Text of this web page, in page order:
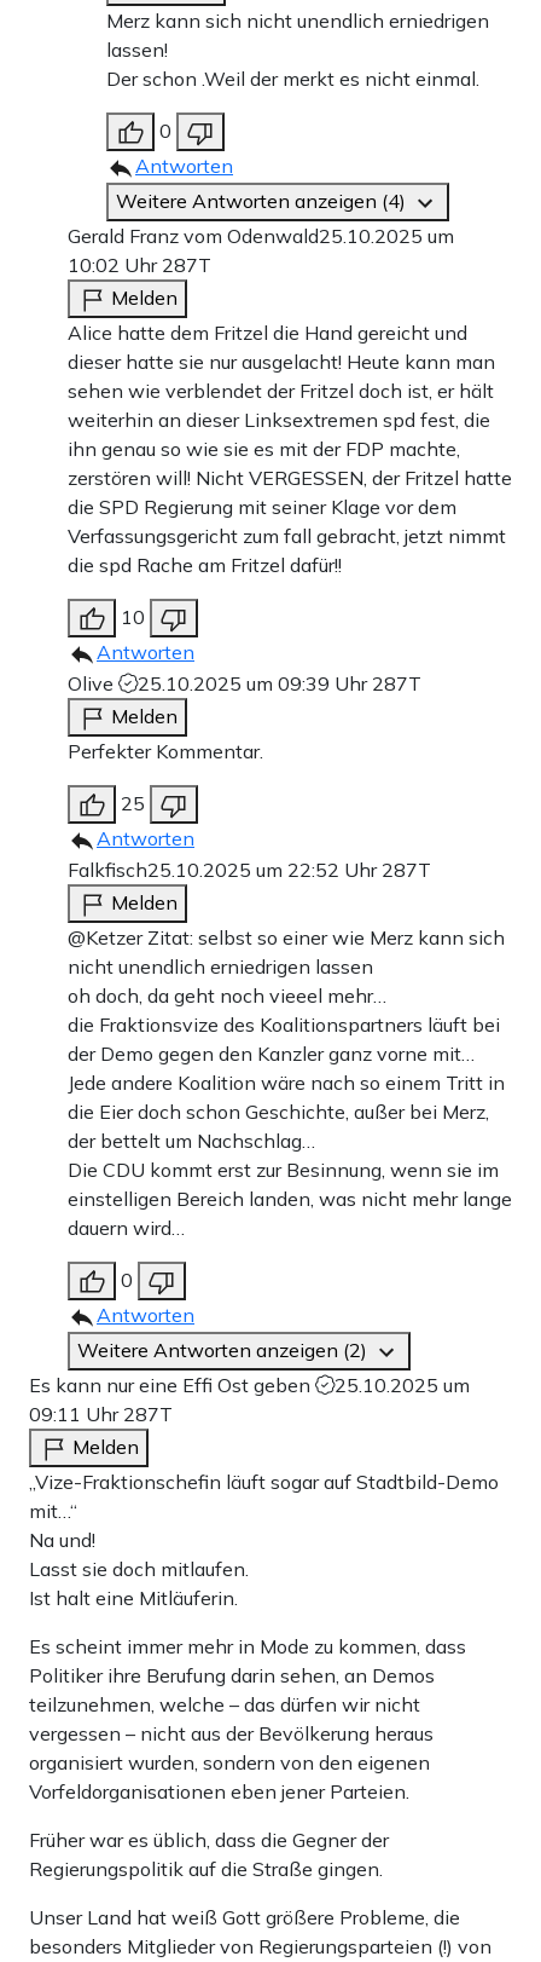
Merz kann sich nicht unendlich erniedrigen
lassen!
Der schon .Weil der merkt es nicht einmal.
0
Antworten
Weitere Antworten anzeigen (4)
Gerald Franz vom Odenwald25.10.2025 um
10:02 Uhr 287T
Melden
Alice hatte dem Fritzel die Hand gereicht und
dieser hatte sie nur ausgelacht! Heute kann man
sehen wie verblendet der Fritzel doch ist, er hält
weiterhin an dieser Linksextremen spd fest, die
ihn genau so wie sie es mit der FDP machte,
zerstören will! Nicht VERGESSEN, der Fritzel hatte
die SPD Regierung mit seiner Klage vor dem
Verfassungsgericht zum fall gebracht, jetzt nimmt
die spd Rache am Fritzel dafür!!
10
Antworten
Olive
25.10.2025 um 09:39 Uhr 287T
Melden
Perfekter Kommentar.
25
Antworten
Falkfisch25.10.2025 um 22:52 Uhr 287T
Melden
@Ketzer Zitat: selbst so einer wie Merz kann sich
nicht unendlich erniedrigen lassen
oh doch, da geht noch vieeel mehr…
die Fraktionsvize des Koalitionspartners läuft bei
der Demo gegen den Kanzler ganz vorne mit…
Jede andere Koalition wäre nach so einem Tritt in
die Eier doch schon Geschichte, außer bei Merz,
der bettelt um Nachschlag…
Die CDU kommt erst zur Besinnung, wenn sie im
einstelligen Bereich landen, was nicht mehr lange
dauern wird…
0
Antworten
Weitere Antworten anzeigen (2)
Es kann nur eine Effi Ost geben
25.10.2025 um
09:11 Uhr 287T
Melden
„Vize-Fraktionschefin läuft sogar auf Stadtbild-Demo
mit…“
Na und!
Lasst sie doch mitlaufen.
Ist halt eine Mitläuferin.
Es scheint immer mehr in Mode zu kommen, dass
Politiker ihre Berufung darin sehen, an Demos
teilzunehmen, welche – das dürfen wir nicht
vergessen – nicht aus der Bevölkerung heraus
organisiert wurden, sondern von den eigenen
Vorfeldorganisationen eben jener Parteien.
Früher war es üblich, dass die Gegner der
Regierungspolitik auf die Straße gingen.
Unser Land hat weiß Gott größere Probleme, die
besonders Mitglieder von Regierungsparteien (!) von